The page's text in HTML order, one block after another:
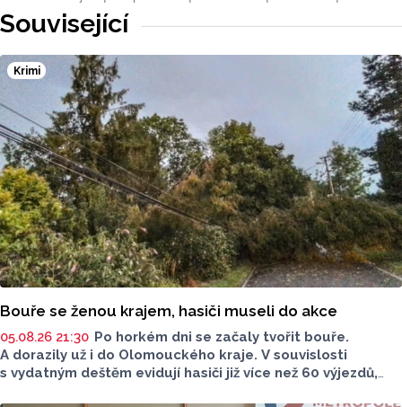
Související
Krimi
Bouře se ženou krajem, hasiči museli do akce
05.08.26 21:30 Po horkém dni se začaly tvořit bouře.
A dorazily už i do Olomouckého kraje. V souvislosti
s vydatným deštěm evidují hasiči již více než 60 výjezdů,